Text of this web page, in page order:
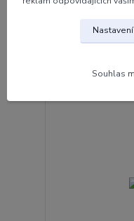
bez DPH
Nastavení
Souhlas